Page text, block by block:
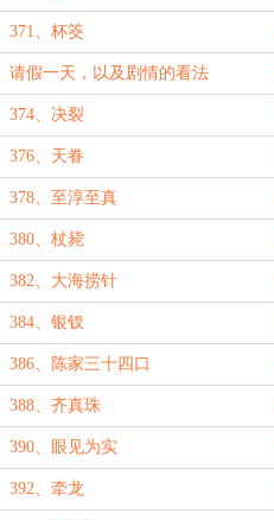
371、杯筊
请假一天，以及剧情的看法
374、决裂
376、天眷
378、至淳至真
380、杖毙
382、大海捞针
384、银钗
386、陈家三十四口
388、齐真珠
390、眼见为实
392、牵龙